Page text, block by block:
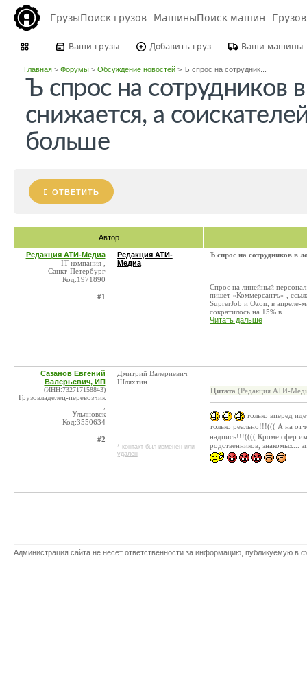
ГрузыПоиск грузов МашиныПоиск машин
Ваши грузы Добавить груз Ваши машины
Главная> Форумы> Обсуждение новостей> Ъ спрос на сотрудник...
Ъ спрос на сотрудников
снижается, а
больше
ОТВЕТИТЬ
Автор
Редакция АТИ-Медиа
IT-компания ,
Санкт-Петербург
Код:1971890
#1
Редакция АТИ-
Медиа
Ъ спрос на сотрудников в
Спрос на линейный
пишет «Коммерсантъ» ,
SuprerJob и Ozon, в апреле-
сократилось на 15% в ...
Читать дальше
Сазанов Евгений
Валерьевич, ИП
(ИНН:732717158843)
Грузовладелец-перевозчик
Ульяновск
Код:3550634
#2
Дмитрий Валериевич
Шляхтин
* контакт был изменен или
удален
Цитата (Редакция АТИ-
только вперед
только реально!!!((( А на
надпись!!!(((( Кроме сфер
родственников, знакомых...
Администрация сайта не несет ответственности за информацию, публикуемую